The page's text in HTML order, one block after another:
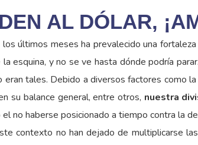
AL DÓLAR,
los últimos meses ha prevalecido una
esquina, y no se ve hasta dónde podría
eran tales. Debido a diversos factores como
su balance general, entre otros, nuestra
no haberse posicionado a tiempo contra la
contexto no han dejado de multiplicarse